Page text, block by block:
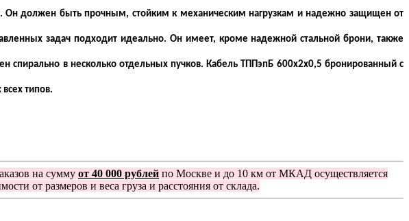
Он должен быть прочным, стойким к механическим нагрузкам и надежно защищен от
задач подходит идеально. Он имеет, кроме надежной стальной брони, также
спирально в несколько отдельных пучков. Кабель ТППэпБ 600х2х0,5 бронированный с
типов.
на сумму от 40 000 рублей по Москве и до 10 км от МКАД осуществляется
от размеров и веса груза и расстояния от склада.